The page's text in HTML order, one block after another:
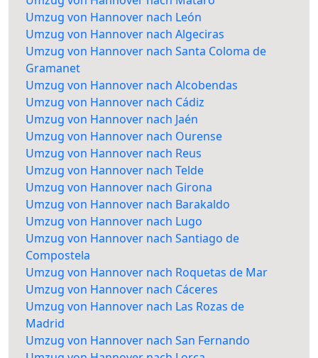
Umzug von Hannover nach León
Umzug von Hannover nach Algeciras
Umzug von Hannover nach Santa Coloma de
Gramanet
Umzug von Hannover nach Alcobendas
Umzug von Hannover nach Cádiz
Umzug von Hannover nach Jaén
Umzug von Hannover nach Ourense
Umzug von Hannover nach Reus
Umzug von Hannover nach Telde
Umzug von Hannover nach Girona
Umzug von Hannover nach Barakaldo
Umzug von Hannover nach Lugo
Umzug von Hannover nach Santiago de
Compostela
Umzug von Hannover nach Roquetas de Mar
Umzug von Hannover nach Cáceres
Umzug von Hannover nach Las Rozas de
Madrid
Umzug von Hannover nach San Fernando